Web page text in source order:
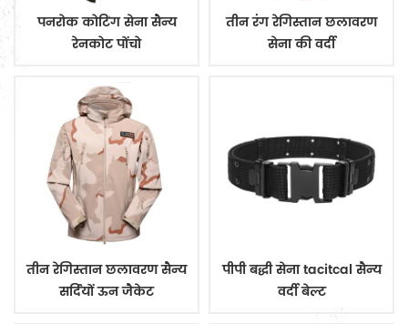
पनरोक कोटिंग सेना सैन्य
रेनकोट पोंचो
तीन रंग रेगिस्तान छलावरण
सेना की वर्दी
तीन रेगिस्तान छलावरण सैन्य
सर्दियों ऊन जैकेट
पीपी बद्धी सेना tacitcal सैन्य
वर्दी बेल्ट